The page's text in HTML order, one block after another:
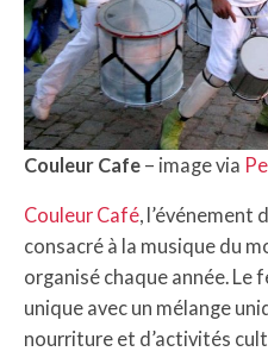
Couleur Cafe – image via
Couleur Café, l’événement
consacré à la musique du
organisé chaque année.
unique avec un mélange
nourriture et d’activités